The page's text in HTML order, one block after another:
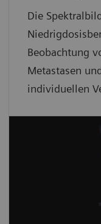
Die
Beobachtung
Metastasen
individuellen